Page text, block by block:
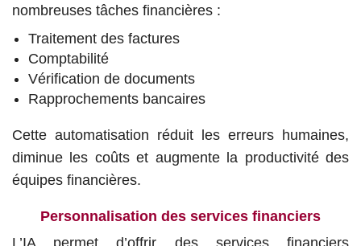
nombreuses tâches financières :
Traitement des factures
Comptabilité
Vérification de documents
Rapprochements bancaires
Cette automatisation réduit les erreurs humaines,
diminue les coûts et augmente la productivité des
équipes financières.
Personnalisation des services financiers